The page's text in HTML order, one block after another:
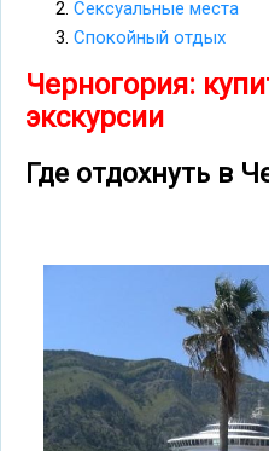
Сексуальные места
Спокойный отдых
Черногория:
экскурсии
Где отдохнуть в